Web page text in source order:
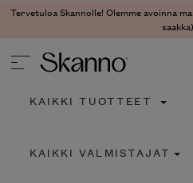
Tervetuloa Skannolle! Olemme avoinna
Type 2 or more characters for
KAIKKI TUOTTEET
KAIKKI VALMISTAJAT